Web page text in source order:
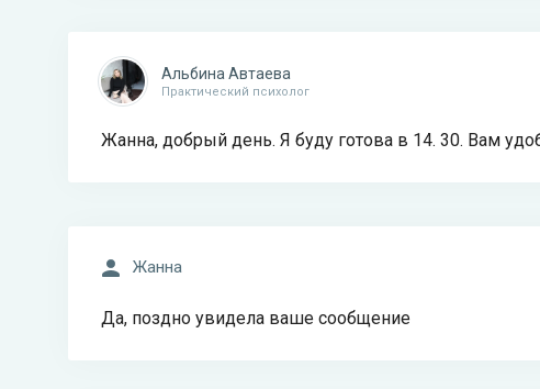
Альбина Автаева
Практический психолог
Жанна, добрый день. Я буду готова в 14. 30. Вам
Жанна
Да, поздно увидела ваше сообщение